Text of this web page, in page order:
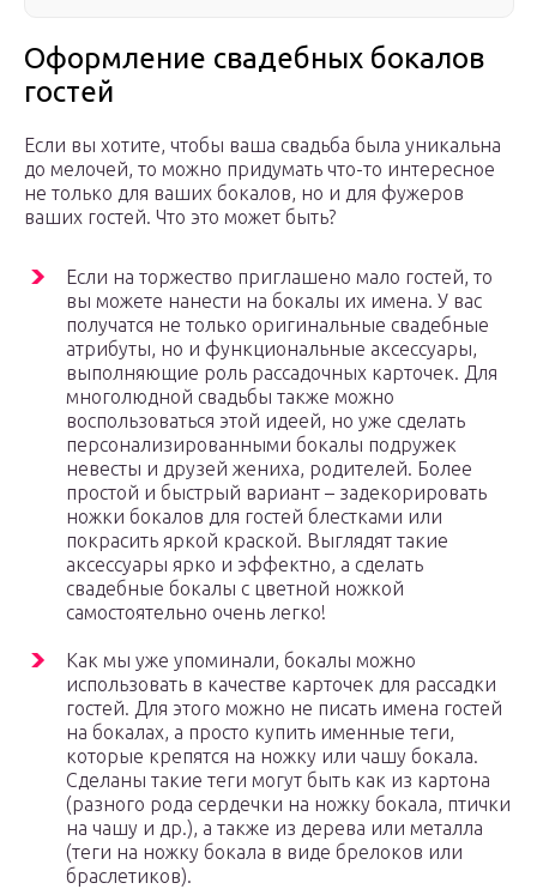
Оформление свадебных бокалов
гостей
Если вы хотите, чтобы ваша свадьба была уникальна
до мелочей, то можно придумать что-то интересное
не только для ваших бокалов, но и для фужеров
ваших гостей. Что это может быть?
Если на торжество приглашено мало гостей, то
вы можете нанести на бокалы их имена. У вас
получатся не только оригинальные свадебные
атрибуты, но и функциональные аксессуары,
выполняющие роль рассадочных карточек. Для
многолюдной свадьбы также можно
воспользоваться этой идеей, но уже сделать
персонализированными бокалы подружек
невесты и друзей жениха, родителей. Более
простой и быстрый вариант – задекорировать
ножки бокалов для гостей блестками или
покрасить яркой краской. Выглядят такие
аксессуары ярко и эффектно, а сделать
свадебные бокалы с цветной ножкой
самостоятельно очень легко!
Как мы уже упоминали, бокалы можно
использовать в качестве карточек для рассадки
гостей. Для этого можно не писать имена гостей
на бокалах, а просто купить именные теги,
которые крепятся на ножку или чашу бокала.
Сделаны такие теги могут быть как из картона
(разного рода сердечки на ножку бокала, птички
на чашу и др.), а также из дерева или металла
(теги на ножку бокала в виде брелоков или
браслетиков).